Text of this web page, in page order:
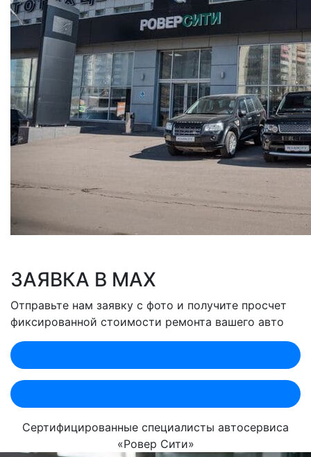
ЗАЯВКА В MAX
Отправьте нам заявку с фото и получите просчет
фиксированной стоимости ремонта вашего авто
Сертифицированные специалисты автосервиса
«Ровер Сити»